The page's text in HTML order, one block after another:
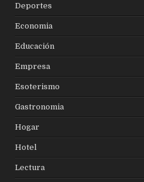
Deportes
Economia
Educación
Empresa
Esoterismo
Gastronomia
Hogar
Hotel
Lectura